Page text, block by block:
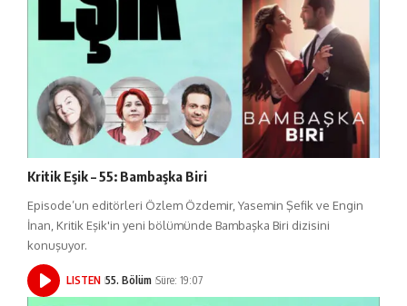
Kritik Eşik – 55: Bambaşka Biri
Episode’un editörleri Özlem Özdemir, Yasemin Şefik ve Engin
İnan, Kritik Eşik'in yeni bölümünde Bambaşka Biri dizisini
konuşuyor.
LISTEN 55. Bölüm Süre: 19:07